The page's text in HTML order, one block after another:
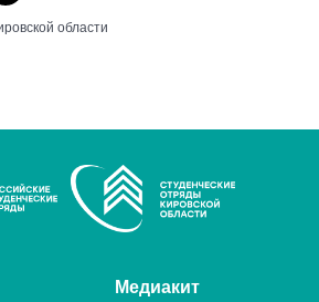
области
Медиакит